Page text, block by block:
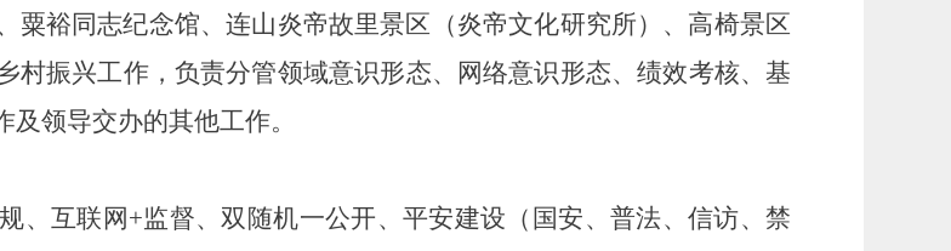
粟裕同志纪念馆、连山炎帝故里景区（炎帝文化研究所） 、高椅景区
乡村振兴工作，负责分管领域意识形态、网络意识形态、绩效考核、基
及领导交办的其他工作。
、互联网+监督、双随机一公开、平安建设 （ 国安、普法、信访、禁